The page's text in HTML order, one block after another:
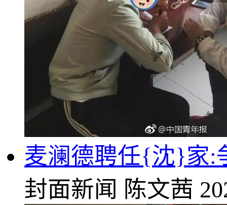
麦澜德聘任{沈}家:
封面新闻 陈文茜